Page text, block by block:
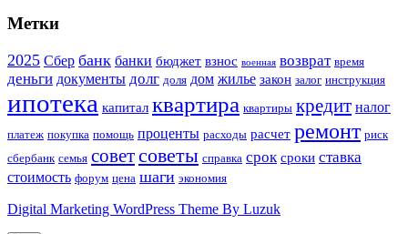
Метки
2025 Сбер банк банки бюджет взнос военная возврат время
деньги документы долг доля дом жилье закон залог инструкция
ипотека капитал квартира квартиры кредит налог
платеж покупка помощь проценты расходы расчет ремонт риск
сбербанк семья советсоветы справка срок сроки ставка
стоимость форум цена шаги экономия
Digital Marketing WordPress Theme By Luzuk